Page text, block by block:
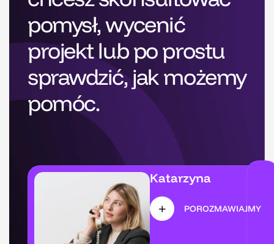
pomysł, wycenić
projekt lub po prostu
sprawdzić, jak możemy
pomóc.
Katarzyna
POROZMAWIAJMY